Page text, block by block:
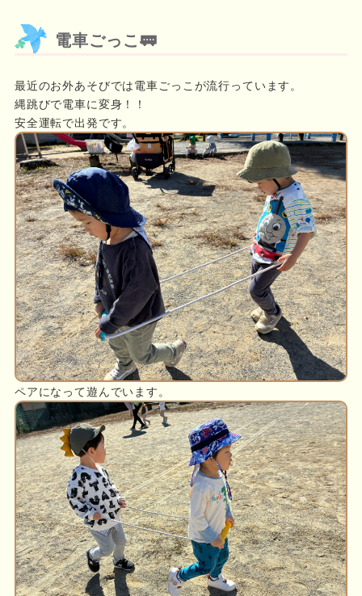
電車ごっこ🚃
最近のお外あそびでは電車ごっこが流行っています。
縄跳びで電車に変身！！
安全運転で出発です。
ペアになって遊んでいます。